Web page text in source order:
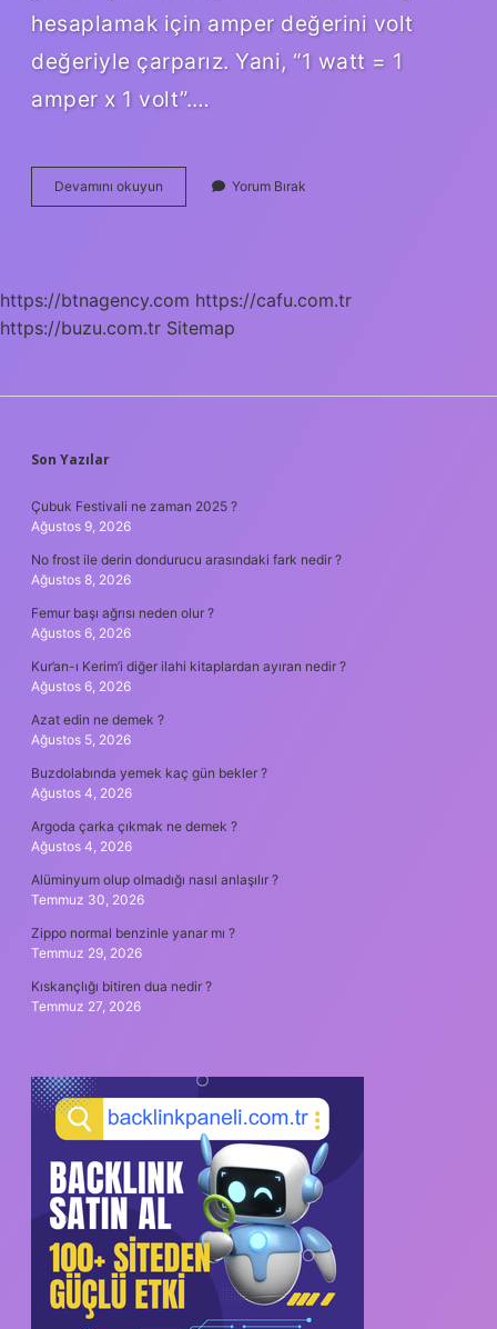
hesaplamak için amper değerini volt
değeriyle çarparız. Yani, “1 watt = 1
amper x 1 volt”.…
Devamını okuyun
Volt
Yorum Bırak
https://btnagency.com https://cafu.com.tr
https://buzu.com.tr Sitemap
SIDEBAR
Son Yazılar
Çubuk Festivali ne zaman 2025 ?
Ağustos 9, 2026
No frost ile derin dondurucu arasındaki fark nedir ?
Ağustos 8, 2026
Femur başı ağrısı neden olur ?
Ağustos 6, 2026
Kur’an-ı Kerim’i diğer ilahi kitaplardan ayıran nedir ?
Ağustos 6, 2026
Azat edin ne demek ?
Ağustos 5, 2026
Buzdolabında yemek kaç gün bekler ?
Ağustos 4, 2026
Argoda çarka çıkmak ne demek ?
Ağustos 4, 2026
Alüminyum olup olmadığı nasıl anlaşılır ?
Temmuz 30, 2026
Zippo normal benzinle yanar mı ?
Temmuz 29, 2026
Kıskançlığı bitiren dua nedir ?
Temmuz 27, 2026